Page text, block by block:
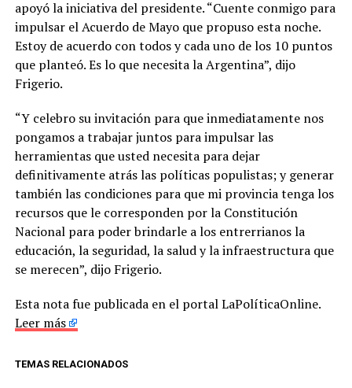
apoyó la iniciativa del presidente. “Cuente conmigo para
impulsar el Acuerdo de Mayo que propuso esta noche.
Estoy de acuerdo con todos y cada uno de los 10 puntos
que planteó. Es lo que necesita la Argentina”, dijo
Frigerio.
“Y celebro su invitación para que inmediatamente nos
pongamos a trabajar juntos para impulsar las
herramientas que usted necesita para dejar
definitivamente atrás las políticas populistas; y generar
también las condiciones para que mi provincia tenga los
recursos que le corresponden por la Constitución
Nacional para poder brindarle a los entrerrianos la
educación, la seguridad, la salud y la infraestructura que
se merecen”, dijo Frigerio.
Esta nota fue publicada en el portal LaPolíticaOnline.
Leer más
TEMAS RELACIONADOS